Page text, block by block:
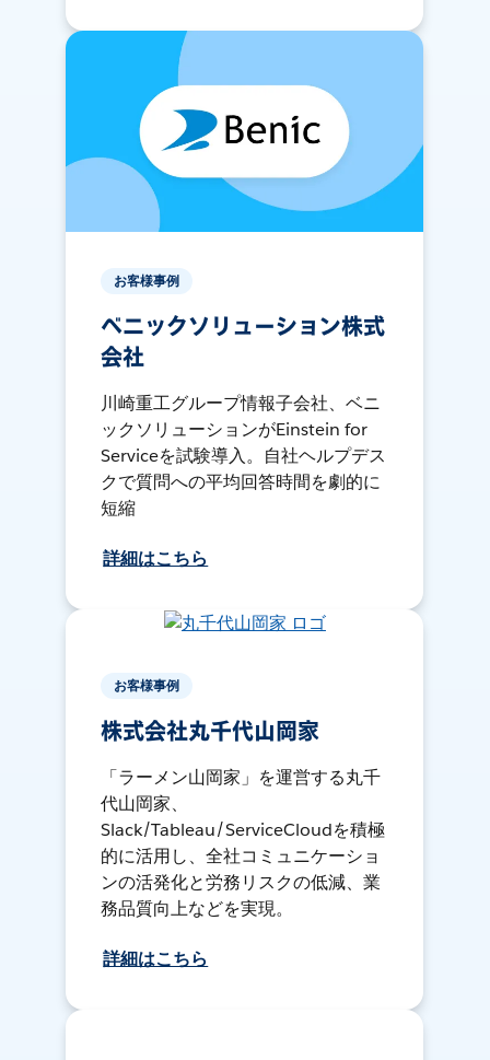
お客様事例
ベニックソリューション株式
会社
川崎重工グループ情報子会社、ベニ
ックソリューションがEinstein for
Serviceを試験導入。自社ヘルプデス
クで質問への平均回答時間を劇的に
短縮
詳細はこちら
お客様事例
株式会社丸千代山岡家
「ラーメン山岡家」を運営する丸千
代山岡家、
Slack/Tableau/ServiceCloudを積極
的に活用し、全社コミュニケーショ
ンの活発化と労務リスクの低減、業
務品質向上などを実現。
詳細はこちら